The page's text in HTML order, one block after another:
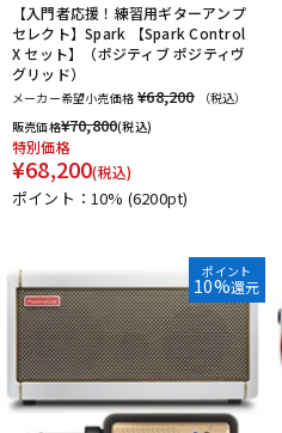
【入門者応援！練習用ギターアンプ
セレクト】Spark 【Spark Control
X セット】（ポジティブ ポジティヴ
グリッド）
メーカー希望小売価格 ¥68,200
（税込）
販売価格¥70,800(税込)
特別価格
¥68,200(税込)
ポイント：10% (6200pt)
ポイント
10%還元